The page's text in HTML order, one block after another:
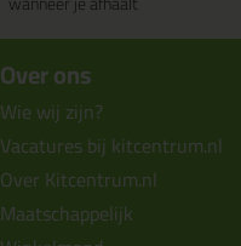
Over ons
Wie wij zijn?
Vacatures bij kitcentrum.nl
Over Kitcentrum.nl
Maatschappelijk